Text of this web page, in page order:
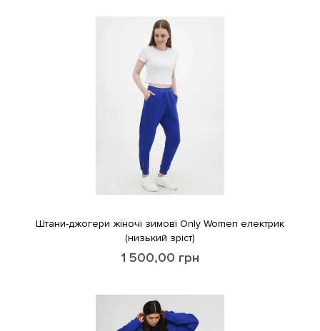
Штани-джогери жіночі зимові Only Women електрик
(низький зріст)
1 500,00 грн